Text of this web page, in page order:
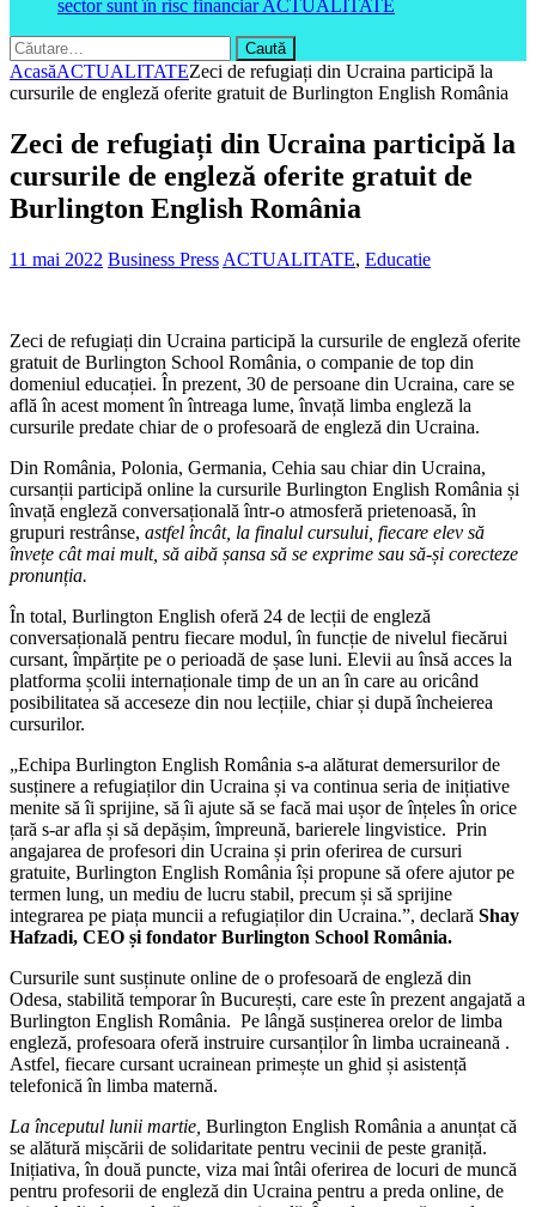
sector sunt în risc financiarACTUALITATE
Caută
după:
AcasăACTUALITATEZeci de refugiați din Ucraina participă la
cursurile de engleză oferite gratuit de Burlington English România
Zeci de refugiați din Ucraina participă la
cursurile de engleză oferite gratuit de
Burlington English România
11 mai 2022 Business Press ACTUALITATE, Educatie
Zeci de refugiați din Ucraina participă la cursurile de engleză oferite
gratuit de Burlington School România, o companie de top din
domeniul educației. În prezent, 30 de persoane din Ucraina, care se
află în acest moment în întreaga lume, învață limba engleză la
cursurile predate chiar de o profesoară de engleză din Ucraina.
Din România, Polonia, Germania, Cehia sau chiar din Ucraina,
cursanții participă online la cursurile Burlington English România și
învață engleză conversațională într-o atmosferă prietenoasă, în
grupuri restrânse, astfel încât, la finalul cursului, fiecare elev să
învețe cât mai mult, să aibă șansa să se exprime sau să-și corecteze
pronunția.
În total, Burlington English oferă 24 de lecții de engleză
conversațională pentru fiecare modul, în funcție de nivelul fiecărui
cursant, împărțite pe o perioadă de șase luni. Elevii au însă acces la
platforma școlii internaționale timp de un an în care au oricând
posibilitatea să acceseze din nou lecțiile, chiar și după încheierea
cursurilor.
„Echipa Burlington English România s-a alăturat demersurilor de
susținere a refugiaților din Ucraina și va continua seria de inițiative
menite să îi sprijine, să îi ajute să se facă mai ușor de înțeles în orice
țară s-ar afla și să depășim, împreună, barierele lingvistice. Prin
angajarea de profesori din Ucraina și prin oferirea de cursuri
gratuite, Burlington English România își propune să ofere ajutor pe
termen lung, un mediu de lucru stabil, precum și să sprijine
integrarea pe piața muncii a refugiaților din Ucraina.”, declară Shay
Hafzadi, CEO și fondator Burlington School România.
Cursurile sunt susținute online de o profesoară de engleză din
Odesa, stabilită temporar în București, care este în prezent angajată a
Burlington English România. Pe lângă susținerea orelor de limba
engleză, profesoara oferă instruire cursanților în limba ucraineană .
Astfel, fiecare cursant ucrainean primește un ghid și asistență
telefonică în limba maternă.
La începutul lunii martie, Burlington English România a anunțat că
se alătură mișcării de solidaritate pentru vecinii de peste graniță.
Inițiativa, în două puncte, viza mai întâi oferirea de locuri de muncă
pentru profesorii de engleză din Ucraina pentru a preda online, de